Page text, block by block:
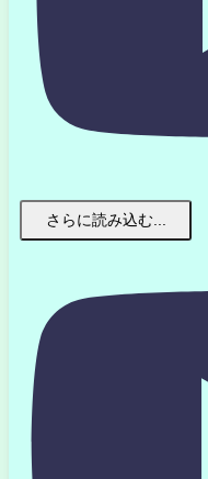
さらに読み込む...